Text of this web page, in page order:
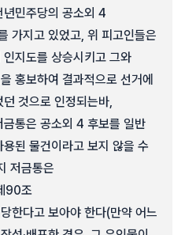
민주당의 공소외 4
가지고 있었고, 위 피고인들은
지도를 상승시키고 그와
홍보하여 결과적으로 선거에
것으로 인정되는바,
통은 공소외 4 후보를 일반
된 물건이라고 보지 않을 수
저금통은
90조
한다고 보아야 한다(만약 어느